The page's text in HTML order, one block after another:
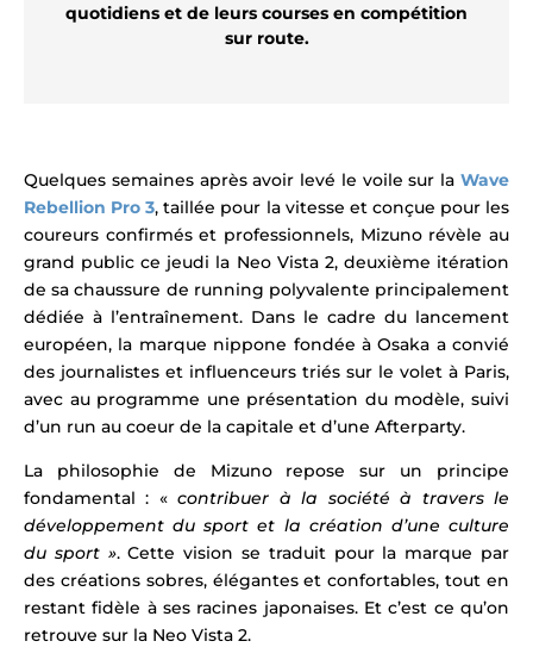
quotidiens et de leurs courses en compétition
sur route.
Quelques semaines après avoir levé le voile sur la Wave
Rebellion Pro 3, taillée pour la vitesse et conçue pour les
coureurs confirmés et professionnels, Mizuno révèle au
grand public ce jeudi la Neo Vista 2, deuxième itération
de sa chaussure de running polyvalente principalement
dédiée à l’entraînement. Dans le cadre du lancement
européen, la marque nippone fondée à Osaka a convié
des journalistes et influenceurs triés sur le volet à Paris,
avec au programme une présentation du modèle, suivi
d’un run au coeur de la capitale et d’une Afterparty.
La philosophie de Mizuno repose sur un principe
fondamental : «contribuer à la société à travers le
développement du sport et la création d’une culture
du sport ». Cette vision se traduit pour la marque par
des créations sobres, élégantes et confortables, tout en
restant fidèle à ses racines japonaises. Et c’est ce qu’on
retrouve sur la Neo Vista 2.